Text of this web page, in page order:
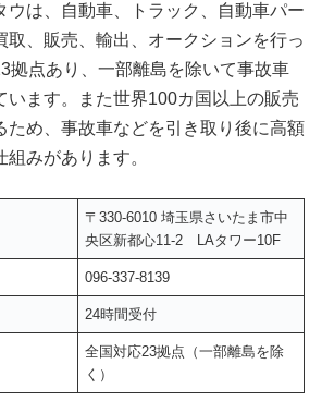
ウは、自動車、トラック、自動車パー
取、販売、輸出、オークションを行っ
拠点あり、一部離島を除いて事故車
います。また世界100カ国以上の販売
ため、事故車などを引き取り後に高額
みがあります。
〒330-6010 埼玉県さいたま市中
央区新都心11-2 LAタワー10F
096-337-8139
24時間受付
全国対応23拠点（一部離島を除
く）